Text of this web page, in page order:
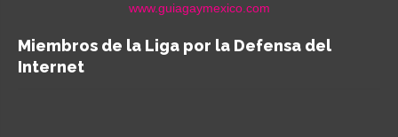
www.guiagaymexico.com
Miembros de la Liga por la Defensa del
Internet